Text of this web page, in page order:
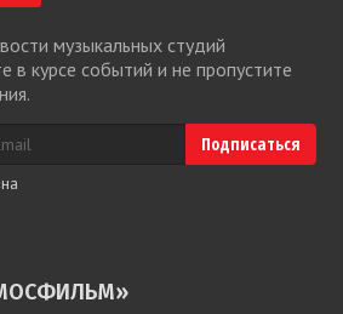
музыкальных студий
в курсе событий и не пропустите